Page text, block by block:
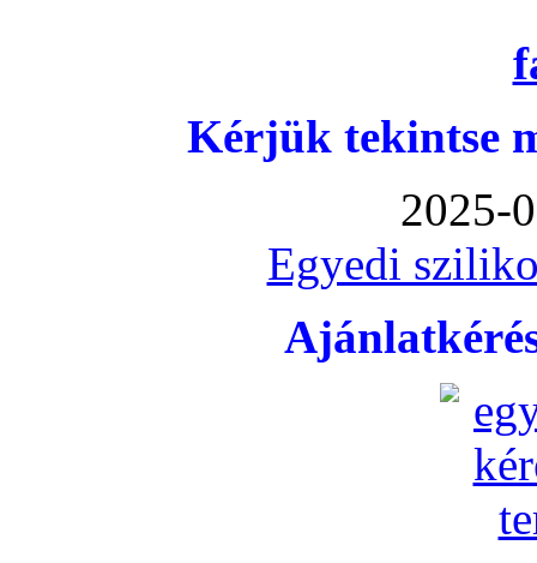
Kérjük tekintse
2025-
Egyedi